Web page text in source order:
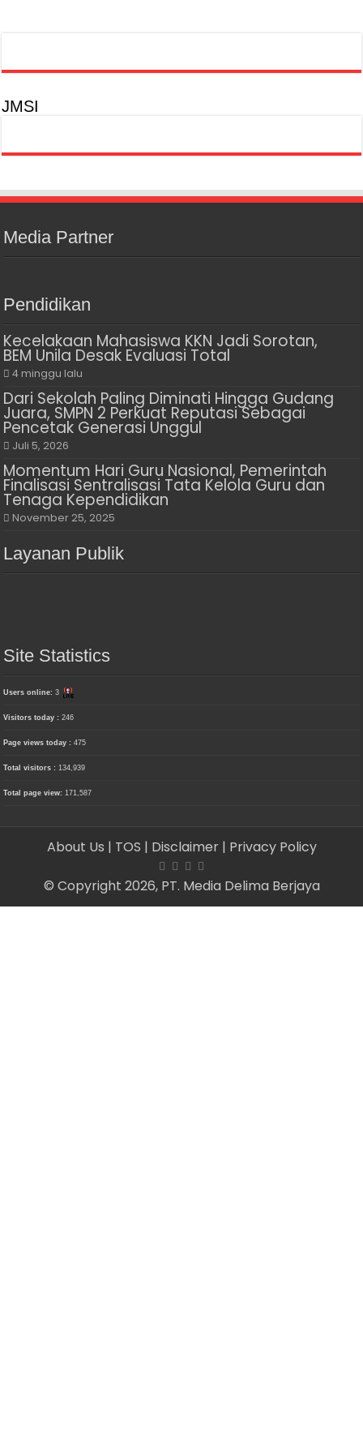
JMSI
Media Partner
Pendidikan
Kecelakaan Mahasiswa KKN Jadi Sorotan,
BEM Unila Desak Evaluasi Total
4 minggu lalu
Dari Sekolah Paling Diminati Hingga Gudang
Juara, SMPN 2 Perkuat Reputasi Sebagai
Pencetak Generasi Unggul
Juli 5, 2026
Momentum Hari Guru Nasional, Pemerintah
Finalisasi Sentralisasi Tata Kelola Guru dan
Tenaga Kependidikan
November 25, 2025
Layanan Publik
Site Statistics
Users online:3
Visitors today :246
Page views today :475
Total visitors : 134,939
Total page view: 171,587
About Us | TOS | Disclaimer | Privacy Policy
© Copyright 2026, PT. Media Delima Berjaya